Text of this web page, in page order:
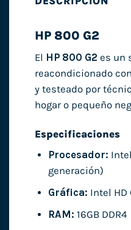
HP 800 G2
El HP 800 G2 es un
reacondicionado
y testeado por
hogar o pequeño
Especificaciones
Procesador:
generación)
Gráfica: Intel HD
RAM: 16GB DDR4